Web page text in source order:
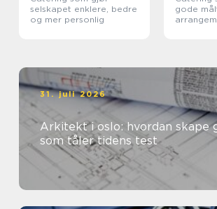
selskapet enklere, bedre
og mer personlig
gode
31. juli 2026
Arkitekt i oslo: hvordan skape
som tåler tidens test